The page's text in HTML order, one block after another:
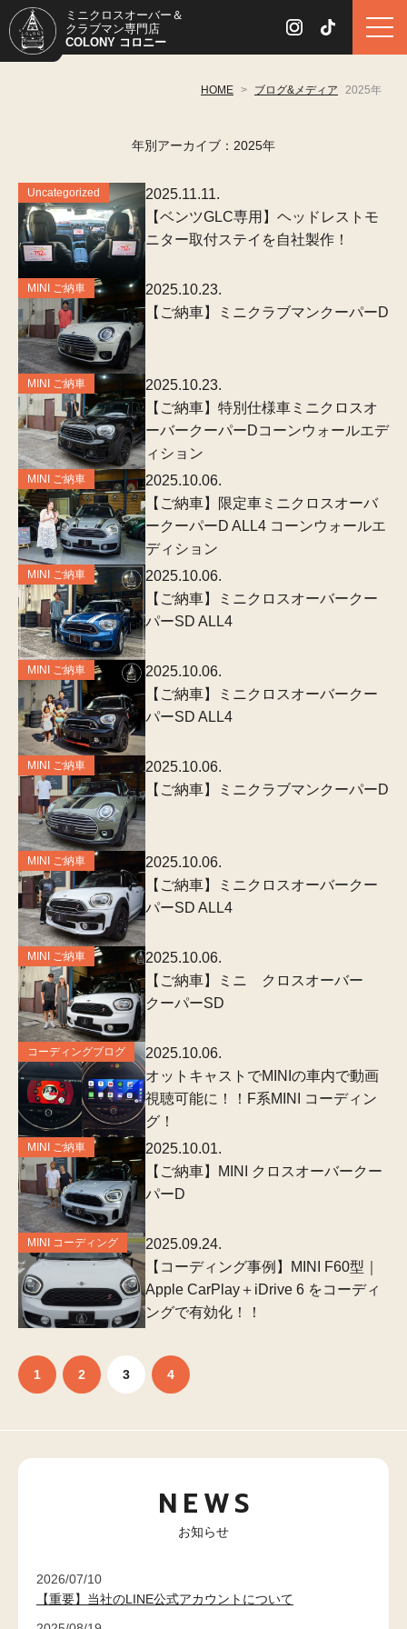
ミニクロスオーバー＆
クラブマン専門店
COLONY コロニー
HOME > ブログ&メディア 2025年
年別アーカイブ：2025年
Uncategorized
2025.11.11.
【ベンツGLC専用】ヘッドレストモ
ニター取付ステイを自社製作！
MINI ご納車
2025.10.23.
【ご納車】ミニクラブマンクーパーD
MINI ご納車
2025.10.23.
【ご納車】特別仕様車ミニクロスオ
ーバークーパーDコーンウォールエデ
ィション
MINI ご納車
2025.10.06.
【ご納車】限定車ミニクロスオーバ
ークーパーD ALL4 コーンウォールエ
ディション
MINI ご納車
2025.10.06.
【ご納車】ミニクロスオーバークー
パーSD ALL4
MINI ご納車
2025.10.06.
【ご納車】ミニクロスオーバークー
パーSD ALL4
MINI ご納車
2025.10.06.
【ご納車】ミニクラブマンクーパーD
MINI ご納車
2025.10.06.
【ご納車】ミニクロスオーバークー
パーSD ALL4
MINI ご納車
2025.10.06.
【ご納車】ミニ クロスオーバー
クーパーSD
コーディングブログ
2025.10.06.
オットキャストでMINIの車内で動画
視聴可能に！！F系MINI コーディン
グ！
MINI ご納車
2025.10.01.
【ご納車】MINI クロスオーバークー
パーD
MINI コーディング
2025.09.24.
【コーディング事例】MINI F60型｜
Apple CarPlay＋iDrive 6 をコーディ
ングで有効化！！
1 2 3 4
NEWS
お知らせ
2026/07/10
【重要】当社のLINE公式アカウントについて